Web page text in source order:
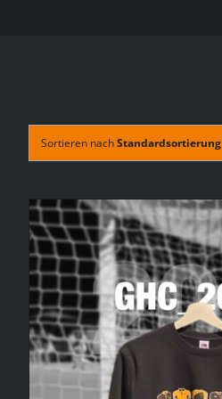
Sortieren nachStandardsortierung